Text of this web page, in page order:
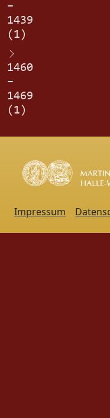
–
1439
(1)
1460
–
1469
(1)
Impressum